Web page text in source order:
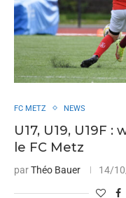
FC METZ NEWS
U17, U19, U19F
le FC Metz
parThéo Bauer 14/